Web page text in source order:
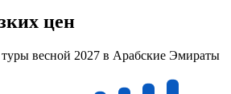
цен
весной 2027 в Арабские Эмираты